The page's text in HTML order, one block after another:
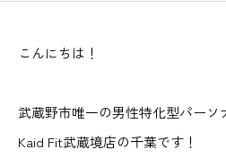
こんにちは！
武蔵野市唯一の男性特化型パーソ
Kaid Fit武蔵境店の千葉です！